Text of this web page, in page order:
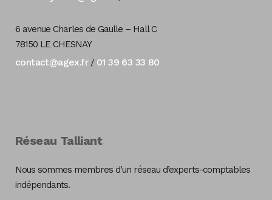
6 avenue Charles de Gaulle – Hall C
78150 LE CHESNAY
contact@agex.fr/ 01 39 63 33 80
Réseau Talliant
Nous sommes membres d’un réseau d’experts-comptables
indépendants.